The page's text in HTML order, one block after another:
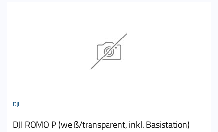
DJI
DJI ROMO P (weiß/transparent, inkl. Basistation)